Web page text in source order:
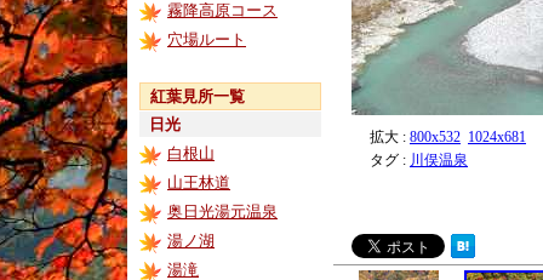
霧降高原コース
穴場ルート
紅葉見所一覧
日光
白根山
山王林道
奥日光湯元温泉
湯ノ湖
湯滝
拡大 : 800x532 1024x681
タグ : 川俣温泉